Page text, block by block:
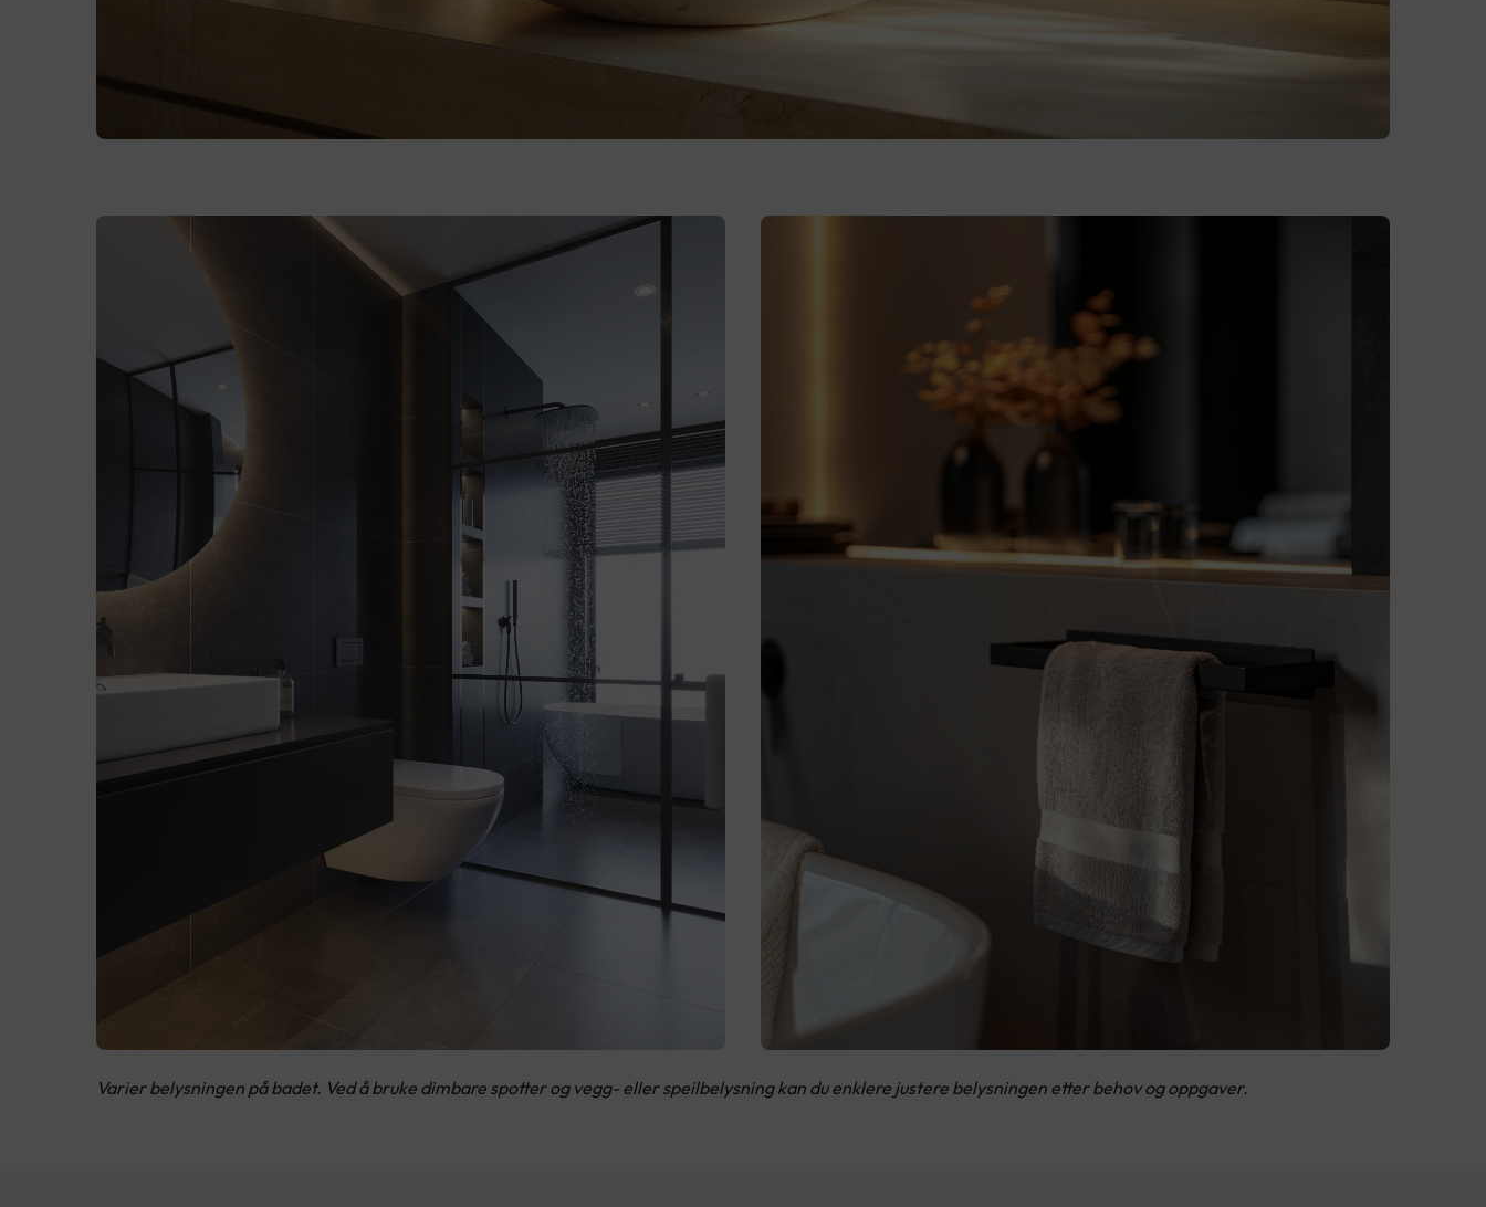
Varier belysningen på badet. Ved å bruke dimbare spotter og vegg- eller speilbelysning kan du enklere justere belysningen etter behov og oppgaver.